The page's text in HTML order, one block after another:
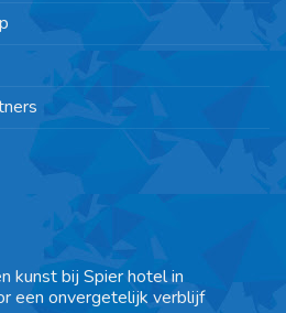
kunst bij Spier hotel in
een onvergetelijk verblijf